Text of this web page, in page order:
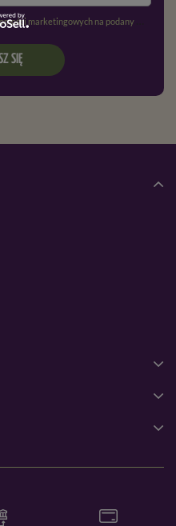
adres e-mail oraz przetwarzanie danych osobowych zgodnie z
SIĘ